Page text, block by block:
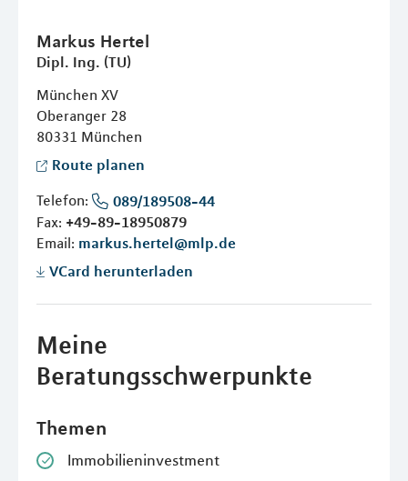
Markus Hertel
Dipl. Ing. (TU)
München XV
Oberanger 28
80331 München
Route planen
Telefon:
089/189508-44
Fax: +49-89-18950879
Email: markus.hertel@mlp.de
VCard herunterladen
Meine
Beratungsschwerpunkte
Themen
Immobilieninvestment